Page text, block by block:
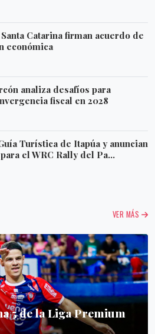
Catarina firman acuerdo de
económica
analiza desafíos para
fiscal en 2028
Turística de Itapúa y anuncian
el WRC Rally del Pa...
VER MÁS
5 de la Liga Premium